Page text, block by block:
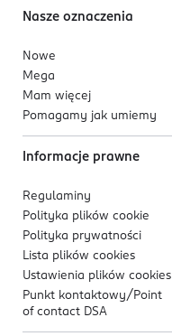
Nasze oznaczenia
Nowe
Mega
Mam więcej
Pomagamy jak umiemy
Informacje prawne
Regulaminy
Polityka plików cookie
Polityka prywatności
Lista plików cookies
Ustawienia plików cookies
Punkt kontaktowy/ Point
of contact DSA